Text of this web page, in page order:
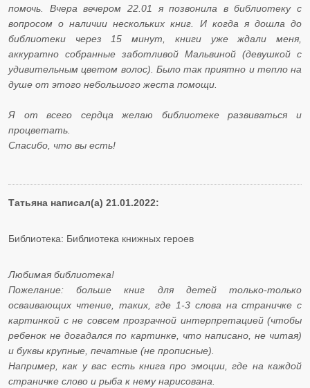
помочь. Вчера вечером 22.01 я позвонила в библиотеку с
вопросом о наличии нескольких книг. И когда я дошла до
библиотеки через 15 минут, книги уже ждали меня,
аккуратно собранные заботливой Мальвиной (девушкой с
удивительным цветом волос). Было так приятно и тепло на
душе от этого небольшого жеста помощи.
Я от всего сердца желаю библиотеке развиваться и
процветать.
Спасибо, что вы есть!
Татьяна написал(а) 21.01.2022:
Библиотека: Библиотека книжных героев
Любимая библиотека!
Пожелание: больше книг для детей только-только
осваивающих чтение, таких, где 1-3 слова на страничке с
картинкой с не совсем прозрачной интерпретацией (чтобы
ребенок не догадался по картинке, что написано, не читая)
и буквы крупные, печатные (не прописные).
Например, как у вас есть книга про эмоции, где на каждой
страничке слово и рыба к нему нарисована.